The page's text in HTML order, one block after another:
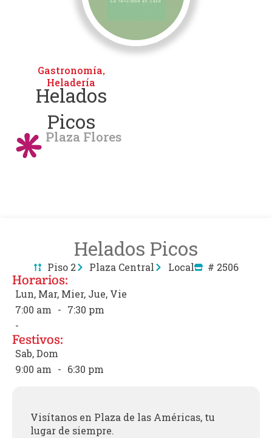
Gastronomía,
Heladería
Helados
Picos
Plaza Flores
Helados Picos
Piso 2 Plaza Central Local # 2506
Horarios:
Lun, Mar, Mier, Jue, Vie
7:00 am - 7:30 pm
-
Festivos:
Sab, Dom
9:00 am - 6:30 pm
Visítanos en Plaza de las Américas, tu
lugar de siempre.